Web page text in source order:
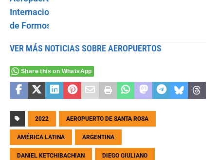
VER MÁS NOTICIAS SOBRE AEROPUERTOS
Share this on WhatsApp
2022 AEROPUERTO DE SANTA ROSA
AMÉRICA LATINA ARGENTINA
DANIEL KETCHIBACHIAN DIEGO GIULIANO